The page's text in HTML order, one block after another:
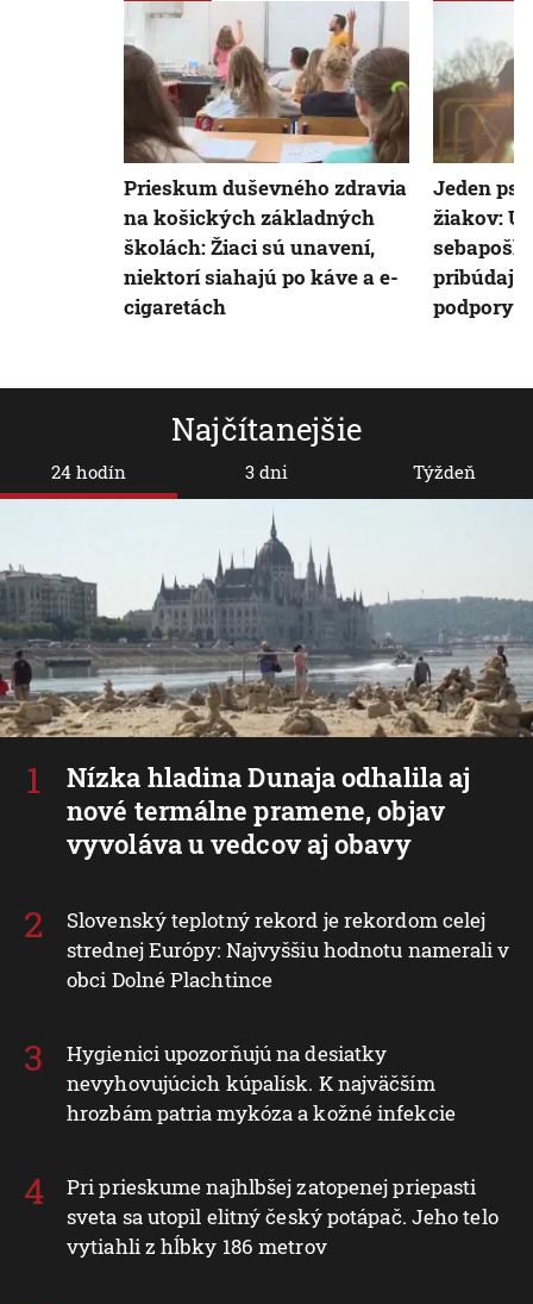
Najčítanejšie
24 hodín
Nízka hladina Dunaja odhalila aj
nové termálne pramene, objav
vyvoláva u vedcov aj obavy
Slovenský teplotný rekord je rekordom celej
strednej Európy: Najvyššiu hodnotu namerali v
obci Dolné Plachtince
Hygienici upozorňujú na desiatky
nevyhovujúcich kúpalísk. K najväčším
hrozbám patria mykóza a kožné infekcie
Pri prieskume najhlbšej zatopenej priepasti
sveta sa utopil elitný český potápač. Jeho telo
vytiahli z hĺbky 186 metrov
3 dni Týždeň
Prieskum duševného zdravia
na košických základných
školách: Žiaci sú unavení,
niektorí siahajú po káve a e-
cigaretách
Jeden
žiakov:
podpory